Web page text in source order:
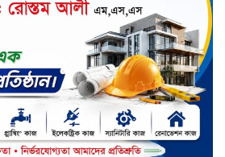
জাতিসংঘের হিসাব ও সরকারি গেজেটের
বাইরে থাকা ৫৬৪ নিহতের পরিচয়
প্রকাশের দাবি বিসিআরএসের
চুয়াডাঙ্গায় পুষ্পস্তবক অর্পণ ও আলোচনা
সভার মধ্য দিয়ে জুলাই গণঅভ্যুত্থান
দিবস পালিত